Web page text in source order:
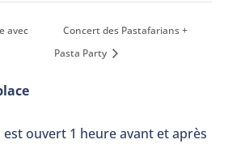
avec
Concert des Pastafarians +
Pasta Party
ouvert 1 heure avant et après